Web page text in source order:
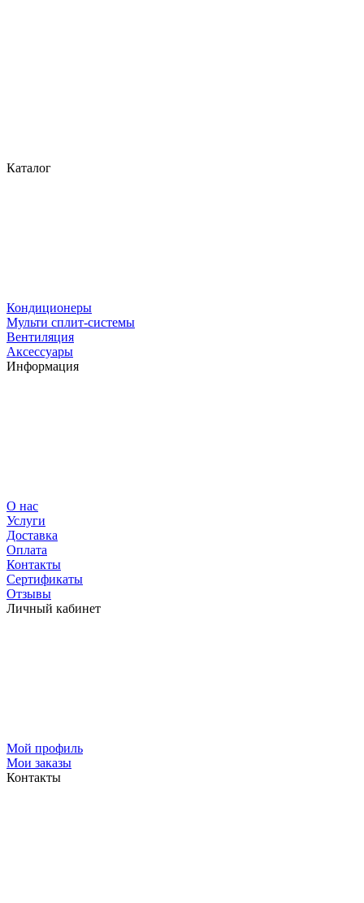
Каталог
Кондиционеры
Мульти сплит-системы
Вентиляция
Аксессуары
Информация
О нас
Услуги
Доставка
Оплата
Контакты
Сертификаты
Отзывы
Личный кабинет
Мой профиль
Мои заказы
Контакты